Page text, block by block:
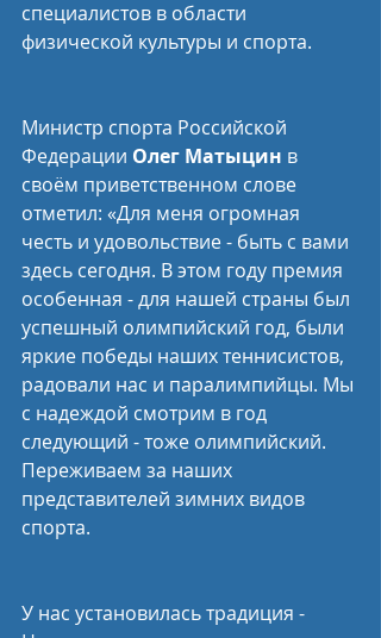
специалистов в области
физической культуры и спорта.
Министр спорта Российской
Федерации Олег Матыцин в
своём приветственном слове
отметил: «Для меня огромная
честь и удовольствие - быть с вами
здесь сегодня. В этом году премия
особенная - для нашей страны был
успешный олимпийский год, были
яркие победы наших теннисистов,
радовали нас и паралимпийцы. Мы
с надеждой смотрим в год
следующий - тоже олимпийский.
Переживаем за наших
представителей зимних видов
спорта.
У нас установилась традиция -